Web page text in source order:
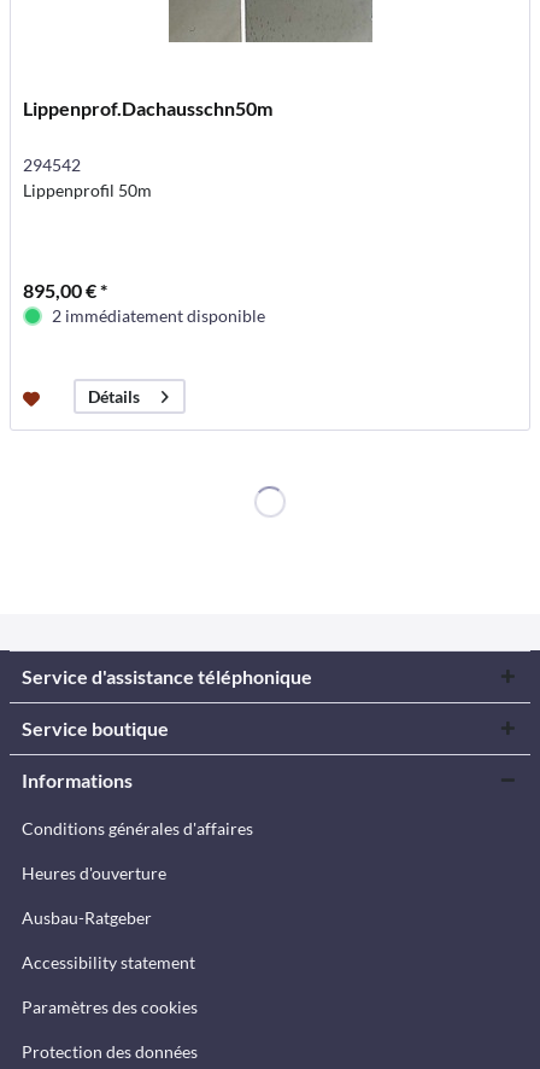
Lippenprof.Dachausschn50m
294542
Lippenprofil 50m
895,00 € *
2 immédiatement disponible
Détails
Service d'assistance téléphonique
Service boutique
Informations
Conditions générales d'affaires
Heures d'ouverture
Ausbau-Ratgeber
Accessibility statement
Paramètres des cookies
Protection des données